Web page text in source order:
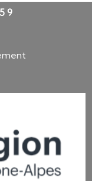
9